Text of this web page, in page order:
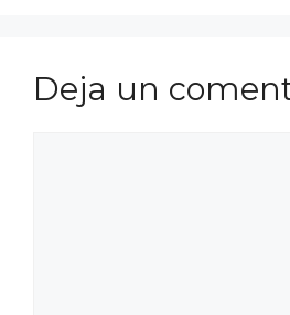
Deja un